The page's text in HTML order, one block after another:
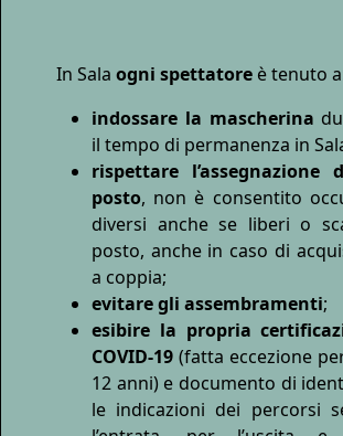
In Sala ogni spettatore è tenuto
indossare la mascherina
il tempo di permanenza in
rispettare l’assegnazione
posto, non è consentito
diversi anche se liberi o
posto, anche in caso di
a coppia;
evitare gli assembramenti;
esibire la propria
COVID-19 (fatta eccezione
12 anni) e documento di
le indicazioni dei percorsi